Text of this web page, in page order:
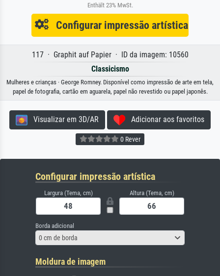
Enthält 23% MwSt.
Configurar impressão artística
117 · Graphit auf Papier · ID da imagem: 10560
Classicismo
Mulheres e crianças · George Romney. Disponível como impressão de arte em tela,
papel de fotografia, cartão em aguarela, papel não revestido ou papel japonês.
Visualizar em 3D/AR Adicionar aos favoritos
0 Rever
Configurar impressão artística
Largura (Tema, cm) Altura (Tema, cm)
Borda adicional
0 cm de borda
Moldura de imagem